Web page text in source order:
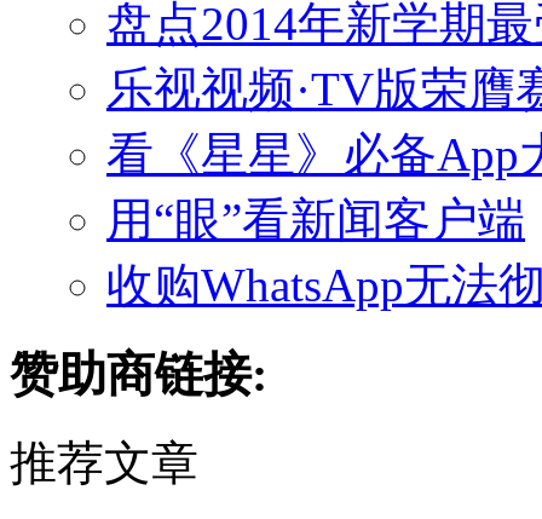
盘点2014年新学期
乐视视频·TV版荣膺
看《星星》必备App
用“眼”看新闻客户端
收购WhatsApp无法
赞助商链接:
推荐文章